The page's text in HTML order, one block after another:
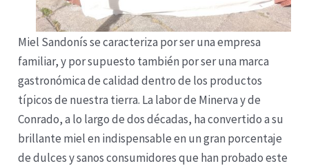
Miel Sandonís se caracteriza por ser una empresa
familiar, y por supuesto también por ser una marca
gastronómica de calidad dentro de los productos
típicos de nuestra tierra. La labor de Minerva y de
Conrado, a lo largo de dos décadas, ha convertido a su
brillante miel en indispensable en un gran porcentaje
de dulces y sanos consumidores que han probado este